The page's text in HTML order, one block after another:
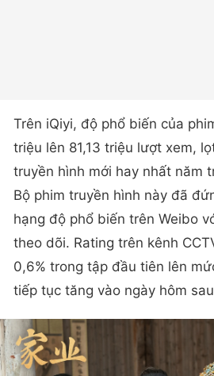
Trên iQiyi, độ phổ biến của
triệu lên 81,13 triệu lượt xem,
truyền hình mới hay nhất năm
Bộ phim truyền hình này đã
hạng độ phổ biến trên Weibo
theo dõi. Rating trên kênh
0,6% trong tập đầu tiên lên
tiếp tục tăng vào ngày hôm